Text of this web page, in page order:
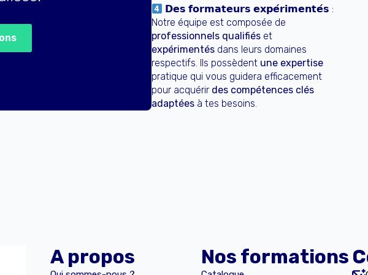
𝗗𝗲𝘀 𝗳𝗼𝗿𝗺𝗮𝘁𝗲𝘂𝗿𝘀 𝗲𝘅𝗽𝗲́𝗿𝗶𝗺𝗲𝗻𝘁𝗲́𝘀 :
Notre équipe est composée de
professionnels qualifiéset
expérimentésdans leurs domaines
respectifs. Ils possèdent une expertise
pratique qui vous guidera efficacement
pour acquérir des compétences clés
adaptéesà tes besoins.
A propos Nos formations